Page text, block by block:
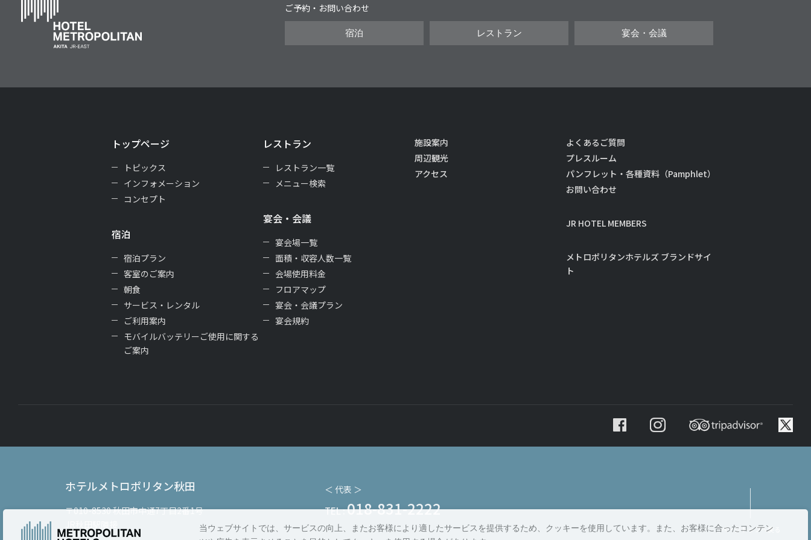
ご予約・お問い合わせ
宿泊 レストラン 宴会・会議
トップページ
トピックス
インフォメーション
コンセプト
宿泊
宿泊プラン
客室のご案内
朝食
サービス・レンタル
ご利用案内
モバイルバッテリーご使用に関する
ご案内
レストラン
レストラン一覧
メニュー検索
宴会・会議
宴会場一覧
面積・収容人数一覧
会場使用料金
フロアマップ
宴会・会議プラン
宴会規約
施設案内
周辺観光
アクセス
よくあるご質問
プレスルーム
パンフレット・各種資料（Pamphlet）
お問い合わせ
JR HOTEL MEMBERS
メトロポリタンホテルズ ブランドサイ
ト
ホテルメトロポリタン秋田
〒010-8530秋田市中通7丁目2番1号
＜ 代表 ＞
TEL :018-831-2222
ページトップへ戻る
当ウェブサイトでは、サービスの向上、またお客様により適したサービスを提供するため、クッキーを使用しています。また、お客様に合ったコンテン